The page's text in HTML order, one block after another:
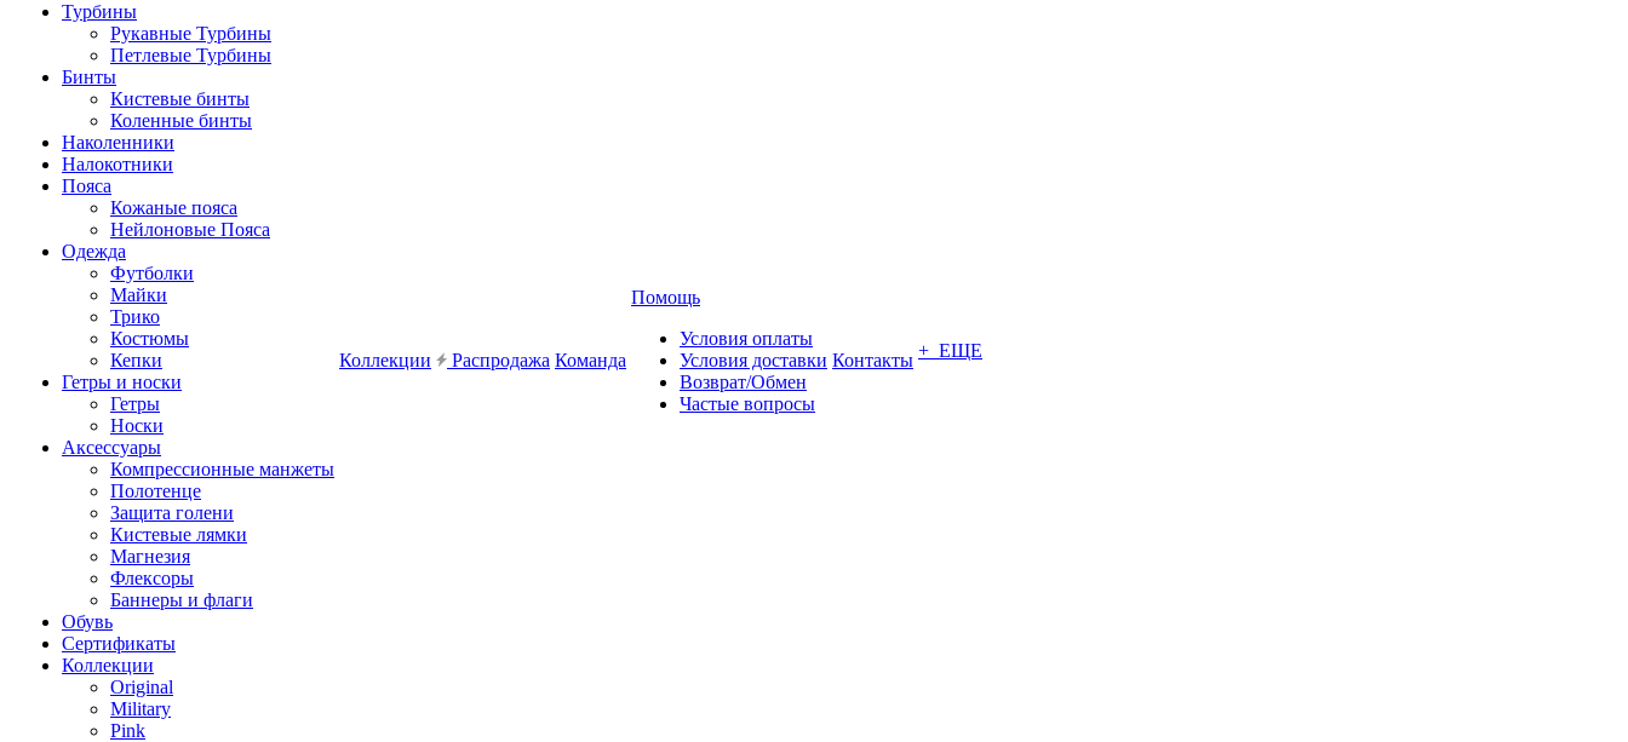
Турбины
Рукавные Турбины
Петлевые Турбины
Бинты
Кистевые бинты
Коленные бинты
Наколенники
Налокотники
Пояса
Кожаные пояса
Нейлоновые Пояса
Одежда
Футболки
Майки
Трико
Костюмы
Кепки
Гетры и носки
Гетры
Носки
Аксессуары
Компрессионные манжеты
Полотенце
Защита голени
Кистевые лямки
Магнезия
Флексоры
Баннеры и флаги
Обувь
Сертификаты
Коллекции
Original
Military
Pink
Коллекции Распродажа Команда
Помощь
Условия оплаты
Условия доставки
Возврат/Обмен
Частые вопросы
Контакты + ЕЩЕ